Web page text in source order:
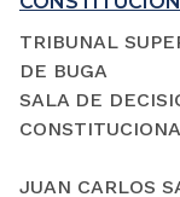
TRIBUNAL
DE BUGA
SALA DE
JUAN CARLOS